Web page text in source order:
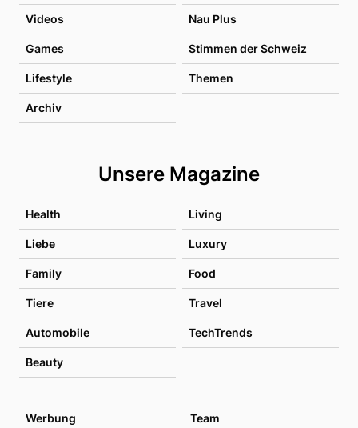
Videos Nau Plus
Games Stimmen der Schweiz
Lifestyle Themen
Archiv
Unsere Magazine
Health Living
Liebe Luxury
Family Food
Tiere Travel
Automobile TechTrends
Beauty
Werbung Team